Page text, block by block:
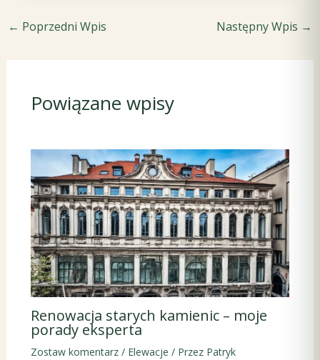
← Poprzedni Wpis Następny Wpis →
Powiązane wpisy
Renowacja starych kamienic – moje
porady eksperta
Zostaw komentarz / Elewacje / Przez Patryk